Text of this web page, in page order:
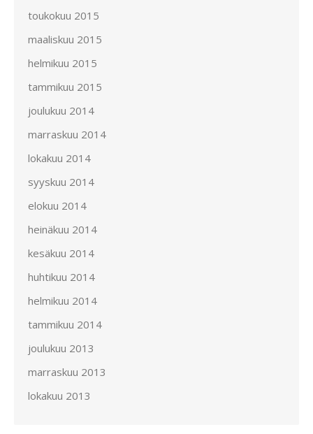
toukokuu 2015
maaliskuu 2015
helmikuu 2015
tammikuu 2015
joulukuu 2014
marraskuu 2014
lokakuu 2014
syyskuu 2014
elokuu 2014
heinäkuu 2014
kesäkuu 2014
huhtikuu 2014
helmikuu 2014
tammikuu 2014
joulukuu 2013
marraskuu 2013
lokakuu 2013